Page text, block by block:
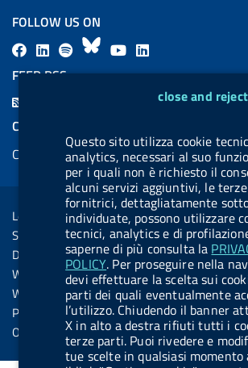
cookie management moduleclose and
Questo sito utilizza cookie
analytics, necessari al suo
per i quali non è richiesto il
alcuni servizi aggiuntivi, le
fornitrici, dettagliatamente
individuate, possono utilizzare
tecnici, analytics e di
saperne di più consulta la
POLICY. Per proseguire nella
devi effettuare la scelta sui
parti dei quali eventualmente
l’utilizzo. Chiudendo il banner
X in alto a destra rifiuti tutti i
terze parti. Puoi rivedere e
tue scelte in qualsiasi
FOLLOW US ON
F
a
L
i
a
l
.
b
u
t
t
o
n
.
s
p
B
l
s
k
y
Y
o
u
b
e
i
e
d
i
n
FEED RSS
COOKIES
Cookie management
Sezione Link Utili
Legal notice
Social Media Policy
Dichiarazione di accessibilità
Web accessibility
Website statistics
Privacy
Online services